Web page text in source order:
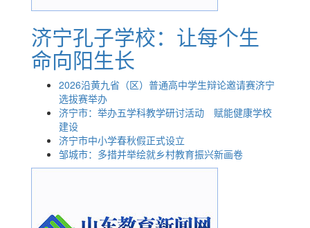
济宁孔子学校：让每个生
命向阳生长
2026沿黄九省（区）普通高中学生辩论邀请赛济宁
选拔赛举办
济宁市：举办五学科教学研讨活动 赋能健康学校
建设
济宁市中小学春秋假正式设立
邹城市：多措并举绘就乡村教育振兴新画卷